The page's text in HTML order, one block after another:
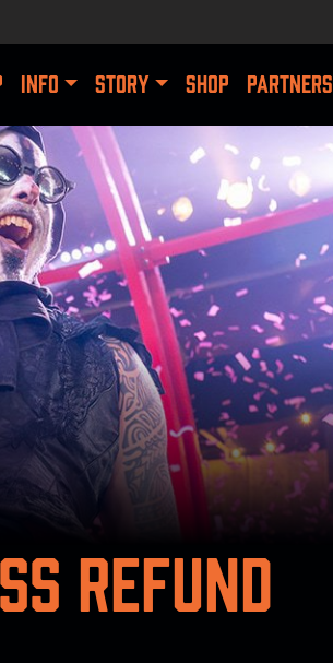
INFO STORY SHOP PARTNERS
Refund